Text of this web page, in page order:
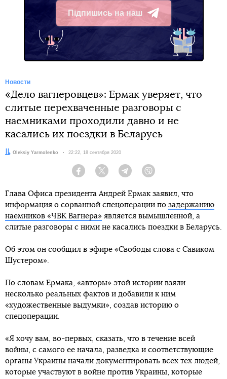
Підпишись на наш
Telegram
Новости
«Дело вагнеровцев»: Ермак уверяет, что
слитые перехваченные разговоры с
наемниками проходили давно и не
касались их поездки в Беларусь
Автор:
Oleksiy Yarmolenko Дата:
22:22, 18 сентября 2020
Facebook Twitter Telegram
Глава Офиса президента Андрей Ермак заявил, что
информация о сорванной спецоперации по задержанию
наемников «ЧВК Вагнера» является вымышленной, а
слитые разговоры с ними не касались поездки в Беларусь.
Об этом он сообщил в эфире «Свободы слова с Савиком
Шустером».
По словам Ермака, «авторы» этой истории взяли
несколько реальных фактов и добавили к ним
«художественные выдумки», создав историю о
спецоперации.
«Я хочу вам, во-первых, сказать, что в течение всей
войны, с самого ее начала, разведка и соответствующие
органы Украины начали документировать всех тех людей,
которые участвуют в войне против Украины, которые